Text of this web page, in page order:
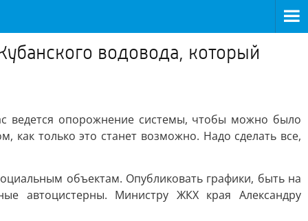
водовода, который
ведется опорожнение системы, чтобы можно было
как только это станет возможно. Надо сделать все,
объектам. Опубликовать графики, быть на
автоцистерны. Министру ЖКХ края Александру